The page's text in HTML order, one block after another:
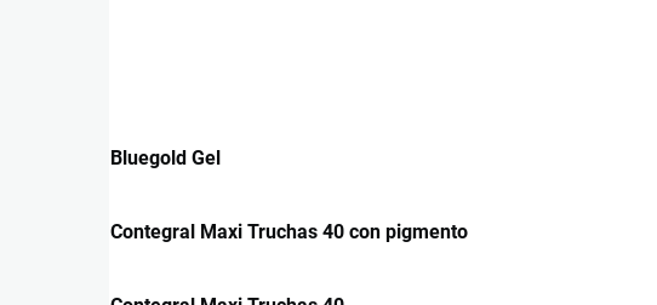
Bluegold Gel
Contegral Maxi Truchas 40 con pigmento